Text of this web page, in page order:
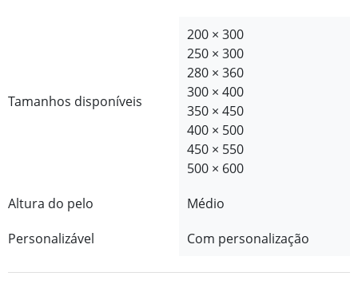
Tamanhos disponíveis
200 × 300
250 × 300
280 × 360
300 × 400
350 × 450
400 × 500
450 × 550
500 × 600
Altura do pelo
Médio
Personalizável
Com personalização